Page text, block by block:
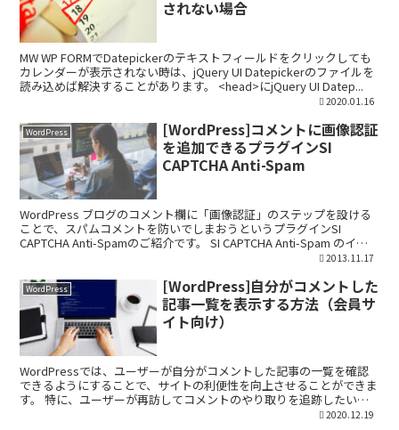
されない場合
MW WP FORMでDatepickerのテキストフィールドをクリックしても
カレンダーが表示されない時は、jQuery UI Datepickerのファイルを
読み込めば解決することがあります。 <head>にjQuery UI Datep...
2020.01.16
WordPress
[WordPress]コメントに画像認証
を追加できるプラグインSI
CAPTCHA Anti-Spam
WordPress ブログのコメント欄に「画像認証」のステップを設ける
ことで、スパムコメントを防いでしまおうというプラグインSI
CAPTCHA Anti-Spamのご紹介です。 SI CAPTCHA Anti-Spam のイン
2013.11.17
WordPress
[WordPress]自分がコメントした
記事一覧を表示する方法（会員サ
イト向け）
WordPressでは、ユーザーが自分がコメントした記事の一覧を確認
できるようにすることで、サイトの利便性を向上させることができま
す。 特に、ユーザーが再訪してコメントのやり取りを追跡したい場
2020.12.19